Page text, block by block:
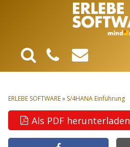
ERLEBE SOFTWARE» S/4HANA Einführung
Als PDF herunterladen